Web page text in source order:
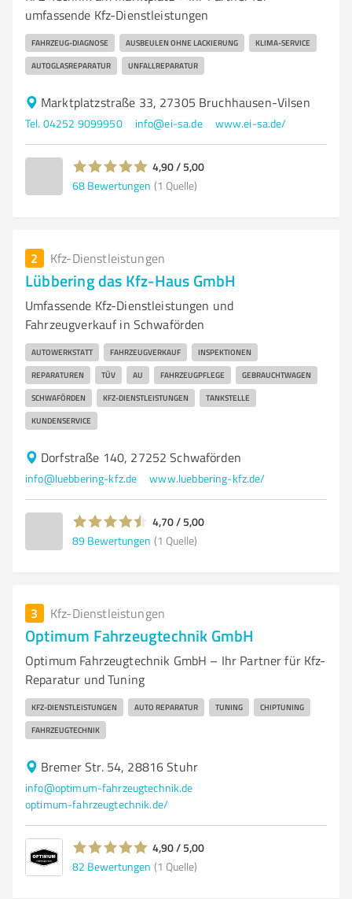
umfassende Kfz-Dienstleistungen
FAHRZEUG-DIAGNOSE AUSBEULEN OHNE LACKIERUNG KLIMA-SERVICE
AUTOGLASREPARATUR UNFALLREPARATUR
Marktplatzstraße 33, 27305 Bruchhausen-Vilsen
Tel. 04252 9099950 info@ei-sa.de www.ei-sa.de/
4,90 / 5,00
68 Bewertungen (1 Quelle)
2 Kfz-Dienstleistungen
Lübbering das Kfz-Haus GmbH
Umfassende Kfz-Dienstleistungen und
Fahrzeugverkauf in Schwaförden
AUTOWERKSTATT FAHRZEUGVERKAUF INSPEKTIONEN
REPARATUREN TÜV AU FAHRZEUGPFLEGE GEBRAUCHTWAGEN
SCHWAFÖRDEN KFZ-DIENSTLEISTUNGEN TANKSTELLE
KUNDENSERVICE
Dorfstraße 140, 27252 Schwaförden
info@luebbering-kfz.de www.luebbering-kfz.de/
4,70 / 5,00
89 Bewertungen (1 Quelle)
3 Kfz-Dienstleistungen
Optimum Fahrzeugtechnik GmbH
Optimum Fahrzeugtechnik GmbH – Ihr Partner für Kfz-
Reparatur und Tuning
KFZ-DIENSTLEISTUNGEN AUTO REPARATUR TUNING CHIPTUNING
FAHRZEUGTECHNIK
Bremer Str. 54, 28816 Stuhr
info@optimum-fahrzeugtechnik.de
optimum-fahrzeugtechnik.de/
4,90 / 5,00
82 Bewertungen (1 Quelle)